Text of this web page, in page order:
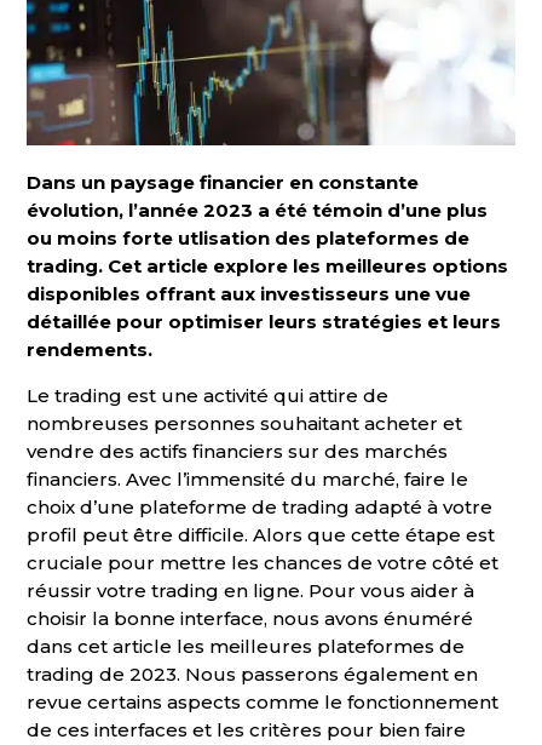
Dans un paysage financier en constante
évolution, l’année 2023 a été témoin d’une plus
ou moins forte utlisation des plateformes de
trading. Cet article explore les meilleures options
disponibles offrant aux investisseurs une vue
détaillée pour optimiser leurs stratégies et leurs
rendements.
Le trading est une activité qui attire de
nombreuses personnes souhaitant acheter et
vendre des actifs financiers sur des marchés
financiers. Avec l’immensité du marché, faire le
choix d’une plateforme de trading adapté à votre
profil peut être difficile. Alors que cette étape est
cruciale pour mettre les chances de votre côté et
réussir votre trading en ligne. Pour vous aider à
choisir la bonne interface, nous avons énuméré
dans cet article les meilleures plateformes de
trading de 2023. Nous passerons également en
revue certains aspects comme le fonctionnement
de ces interfaces et les critères pour bien faire